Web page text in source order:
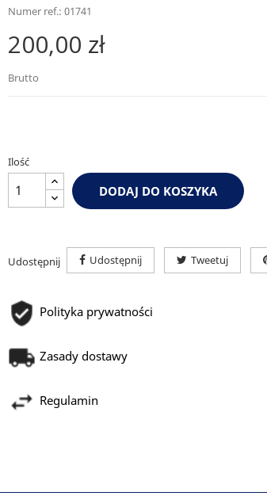
Numer ref.: 01741
200,00 zł
Brutto
Ilość
DODAJ DO KOSZYKA
Udostępnij Udostępnij Tweetuj
Polityka prywatności
Zasady dostawy
Regulamin